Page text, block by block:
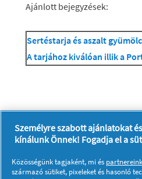
Ajánlott bejegyzések:
Sertéstarja és aszalt
A tarjához kiválóan illik a
Rólunk
Kapcsolatfelvétel
A pg.com felkeresése
Kövessen minket:
Személyre szabott ajánlatokat
kínálunk Önnek! Fogadja el a
Közösségünk tagjaként, mi és partnereink
származó sütiket, pixeleket és hasonló